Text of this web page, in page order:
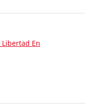
Libertad En